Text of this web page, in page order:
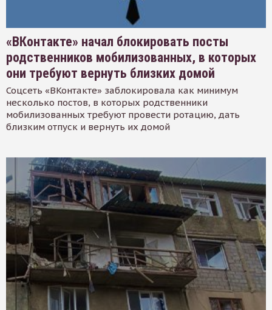
«ВКонтакте» начал блокировать посты
родственников мобилизованных, в которых
они требуют вернуть близких домой
Соцсеть «ВКонтакте» заблокировала как минимум
несколько постов, в которых родственники
мобилизованных требуют провести ротацию, дать
близким отпуск и вернуть их домой